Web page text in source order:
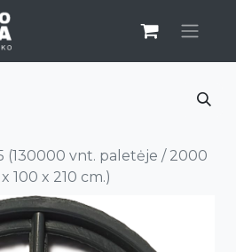
(130000 vnt. paletėje / 2000
100 x 210 cm.)